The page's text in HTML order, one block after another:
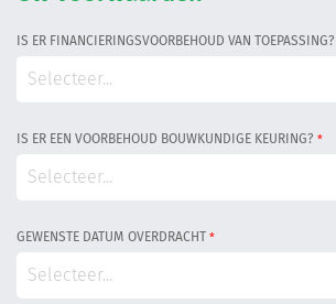
Inloggen
IS ER FINANCIERINGSVOORBEHOUD VAN TOEPASSING?
Selecteer...
IS ER EEN VOORBEHOUD BOUWKUNDIGE KEURING? *
Selecteer...
GEWENSTE DATUM OVERDRACHT *
Selecteer...